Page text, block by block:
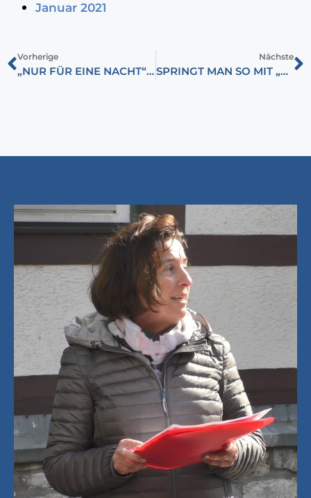
Januar 2021
Vorherige
„NUR FÜR EINE NACHT“ – KLAGELIED VON LEIDEN UND STERBEN DER SOLDATEN
Nächste
SPRINGT MAN SO MIT „FREUNDEN“ UM?